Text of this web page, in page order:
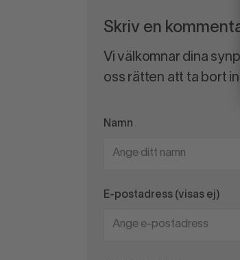
Skriv en
Vi välkomnar dina
oss rätten att ta bort
Namn
E-postadress (visas ej)